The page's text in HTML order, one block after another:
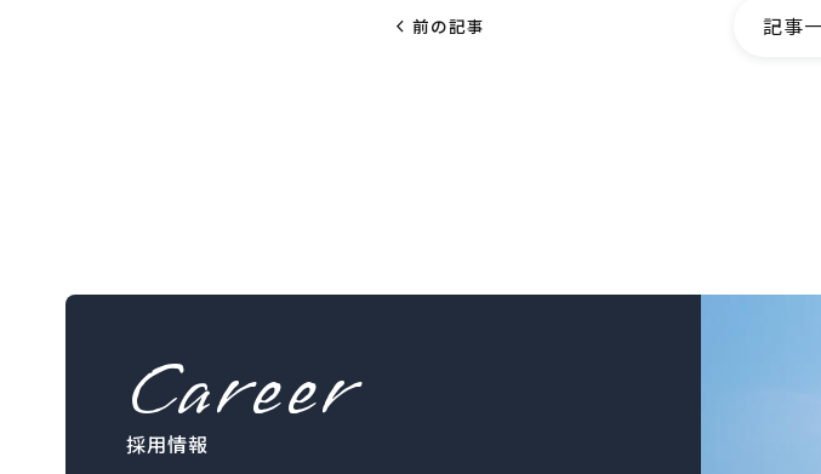
chevron_left 前の記事 記事
Career
採用情報